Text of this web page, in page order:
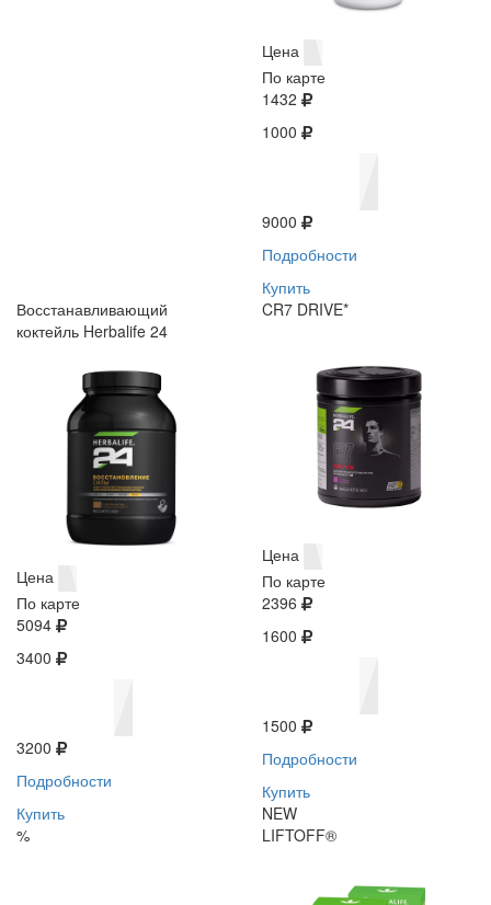
Цена
По карте
1432
1000
9000
Подробности
Купить
Восстанавливающий
коктейль Herbalife 24
Цена
По карте
5094
3400
3200
Подробности
Купить
%
CR7 DRIVE*
Цена
По карте
2396
1600
1500
Подробности
Купить
NEW
LIFTOFF®